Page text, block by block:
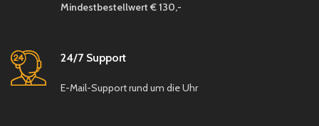
Mindestbestellwert € 130,-
24/7 Support
E-Mail-Support rund um die Uhr